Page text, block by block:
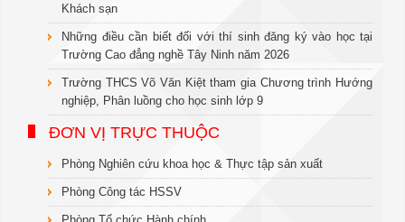
Khách sạn
Những điều cần biết đối với thí sinh đăng ký vào học tại
Trường Cao đẳng nghề Tây Ninh năm 2026
Trường THCS Võ Văn Kiệt tham gia Chương trình Hướng
nghiệp, Phân luồng cho học sinh lớp 9
ĐƠN VỊ TRỰC THUỘC
Phòng Nghiên cứu khoa học & Thực tập sản xuất
Phòng Công tác HSSV